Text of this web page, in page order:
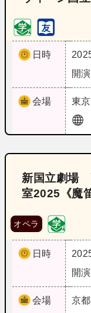
日時
開
会場 東京
新国立劇場
室2025《魔
オペラ
日時
開
会場 京都